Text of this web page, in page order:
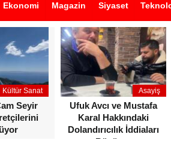
Ekonomi Magazin Siyaset
Kültür Sanat
Seyir
Asayiş
Ufuk Avcı ve Mustafa
Karal Hakkındaki
Dolandırıcılık İddiaları
Büyüyor